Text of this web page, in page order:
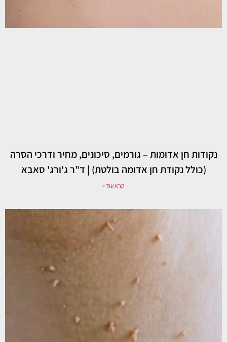
נקודות חן אדומות – גורמים, סיכונים, מחיר ודרכי הסרה
(כולל נקודת חן אדומה בולטת) | ד"ר ג'ורג' סאבא
קרא עוד »